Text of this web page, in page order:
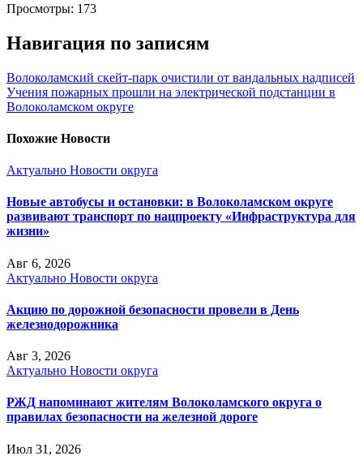
Просмотры: 173
Навигация по записям
Волоколамский скейт-парк очистили от вандальных надписей
Учения пожарных прошли на электрической подстанции в
Волоколамском округе
Похожие Новости
Актуально Новости округа
Новые автобусы и остановки: в Волоколамском округе
развивают транспорт по нацпроекту «Инфраструктура для
жизни»
Авг 6, 2026
Актуально Новости округа
Акцию по дорожной безопасности провели в День
железнодорожника
Авг 3, 2026
Актуально Новости округа
РЖД напоминают жителям Волоколамского округа о
правилах безопасности на железной дороге
Июл 31, 2026